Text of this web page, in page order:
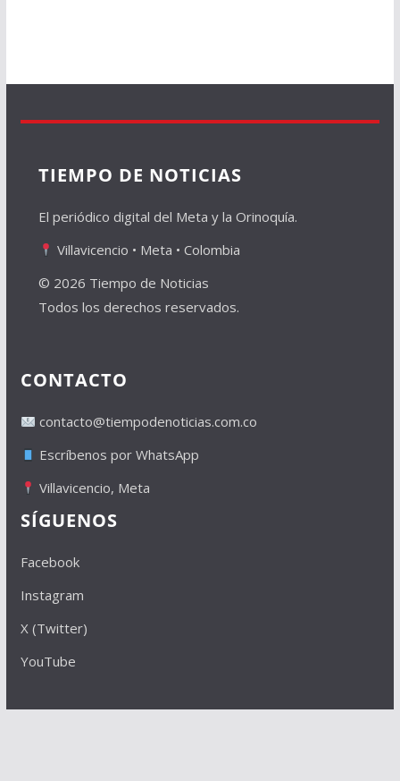
TIEMPO DE NOTICIAS
El periódico digital del Meta y la Orinoquía.
Villavicencio • Meta • Colombia
© 2026 Tiempo de Noticias
Todos los derechos reservados.
CONTACTO
contacto@tiempodenoticias.com.co
Escríbenos por WhatsApp
Villavicencio, Meta
SÍGUENOS
Facebook
Instagram
X (Twitter)
YouTube